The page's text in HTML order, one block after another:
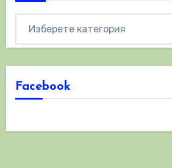
Facebook